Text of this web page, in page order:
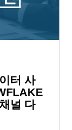
터 사
널 다